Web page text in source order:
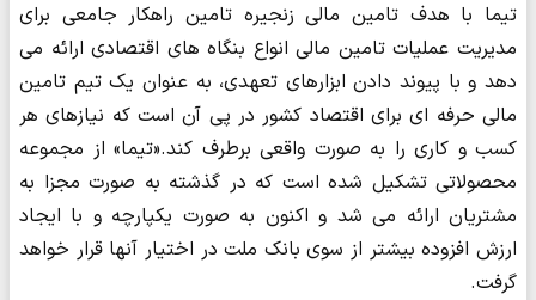
تیما با هدف تامین مالی زنجیره تامین راهکار جامعی برای
مدیریت عملیات تامین مالی انواع بنگاه های اقتصادی ارائه می
دهد و با پیوند دادن ابزارهای تعهدی، به عنوان یک تیم تامین
مالی حرفه ای برای اقتصاد کشور در پی آن است که نیازهای هر
کسب و کاری را به صورت واقعی برطرف کند.«تیما» از مجموعه
محصولاتی تشکیل شده است که در گذشته به صورت مجزا به
مشتریان ارائه می شد و اکنون به صورت یکپارچه و با ایجاد
ارزش افزوده بیشتر از سوی بانک ملت در اختیار آنها قرار خواهد
گرفت.